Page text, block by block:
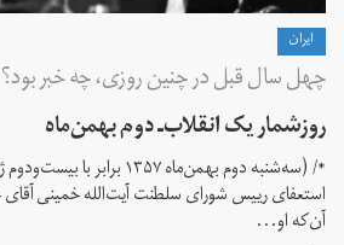
ايران
چهل سال قبل در چنین روزی، چه خبر بود؟
روزشمار یک انقلاب‌ـ دوم بهمن‌ماه
استعفای رییس شورای سلطنت آیت‌الله خمینی آقای
آن‌که او...